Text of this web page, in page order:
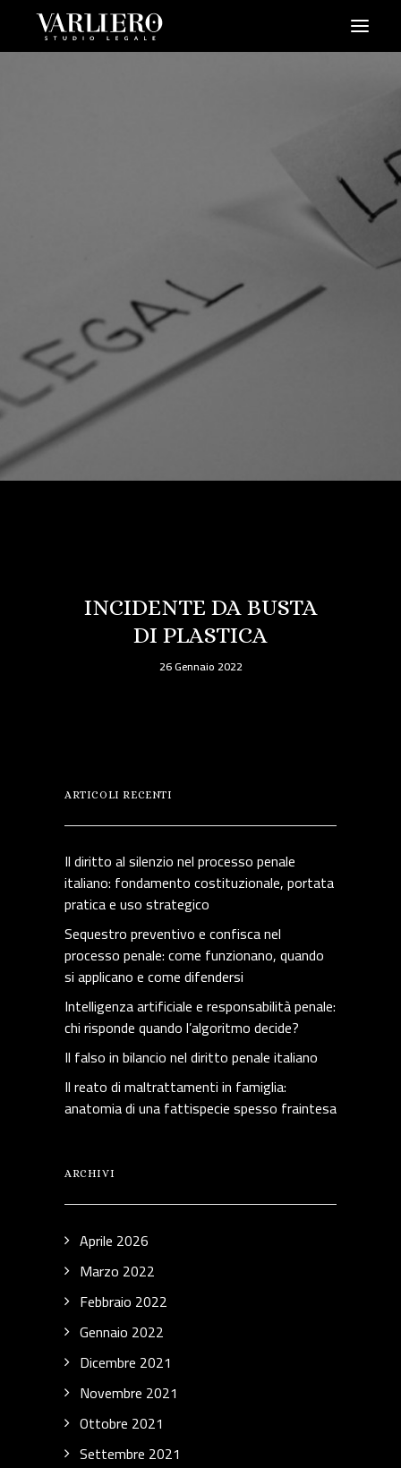
PRENDI UN APPUNTAMENTO
INCIDENTE DA BUSTA
DI PLASTICA
26 Gennaio 2022
ARTICOLI RECENTI
Il diritto al silenzio nel processo penale
italiano: fondamento costituzionale, portata
pratica e uso strategico
Sequestro preventivo e confisca nel
processo penale: come funzionano, quando
si applicano e come difendersi
Intelligenza artificiale e responsabilità penale:
chi risponde quando l’algoritmo decide?
Il falso in bilancio nel diritto penale italiano
Il reato di maltrattamenti in famiglia:
anatomia di una fattispecie spesso fraintesa
ARCHIVI
Aprile 2026
Marzo 2022
Febbraio 2022
Gennaio 2022
Dicembre 2021
Novembre 2021
Ottobre 2021
Settembre 2021